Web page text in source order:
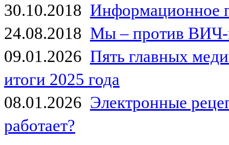
30.10.2018 Информационное
24.08.2018 Мы – против
09.01.2026 Пять главных
итоги 2025 года
08.01.2026 Электронные
работает?